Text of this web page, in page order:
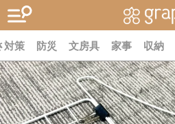
対策 防災 文房具 家事 収納